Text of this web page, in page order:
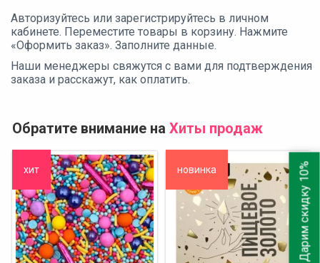
Авторизуйтесь или зарегистрируйтесь в личном
кабинете. Переместите товары в корзину. Нажмите
«Оформить заказ». Заполните данные.
Наши менеджеры свяжутся с вами для подтверждения
заказа и расскажут, как оплатить.
Обратите внимание на Хиты продаж
хит новинка Дарим скидку 10%